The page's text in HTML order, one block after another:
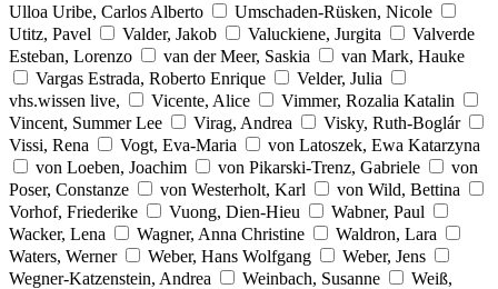
Ulloa Uribe, Carlos Alberto
Umschaden-Rüsken, Nicole
Utitz, Pavel
Valder, Jakob Valuckiene, Jurgita
Valverde
Esteban, Lorenzo
van der Meer, Saskia
van Mark, Hauke
Vargas Estrada, Roberto Enrique
Velder, Julia
vhs.wissen live,
Vicente, Alice
Vimmer, Rozalia Katalin
Vincent, Summer Lee
Virag, Andrea
Visky, Ruth-Boglár
Vissi, Rena
Vogt, Eva-Maria
von Latoszek, Ewa Katarzyna
von Loeben, Joachim
von Pikarski-Trenz, Gabriele
von
Poser, Constanze
von Westerholt, Karl
von Wild, Bettina
Vorhof, Friederike
Vuong, Dien-Hieu
Wabner, Paul
Wacker, Lena
Wagner, Anna Christine
Waldron, Lara
Waters, Werner
Weber, Hans Wolfgang
Weber, Jens
Wegner-Katzenstein, Andrea
Weinbach, Susanne
Weiß,